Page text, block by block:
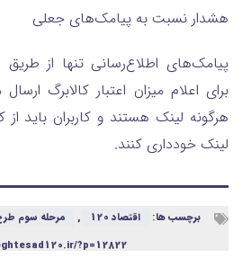
هشدار نسبت به پیامک‌های جعلی
برای اعلام میزان اعتبار کالابرگ
هرگونه لینک هستند و کاربران باید
لینک خودداری کنند.
برچسب ها: اقتصاد 120 , مرحله سوم
?p=12822